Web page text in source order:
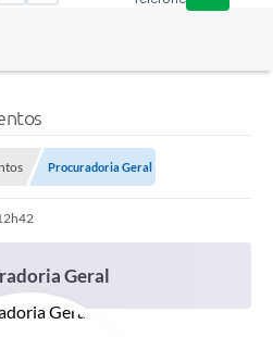
Procuradoria Geral
Geral